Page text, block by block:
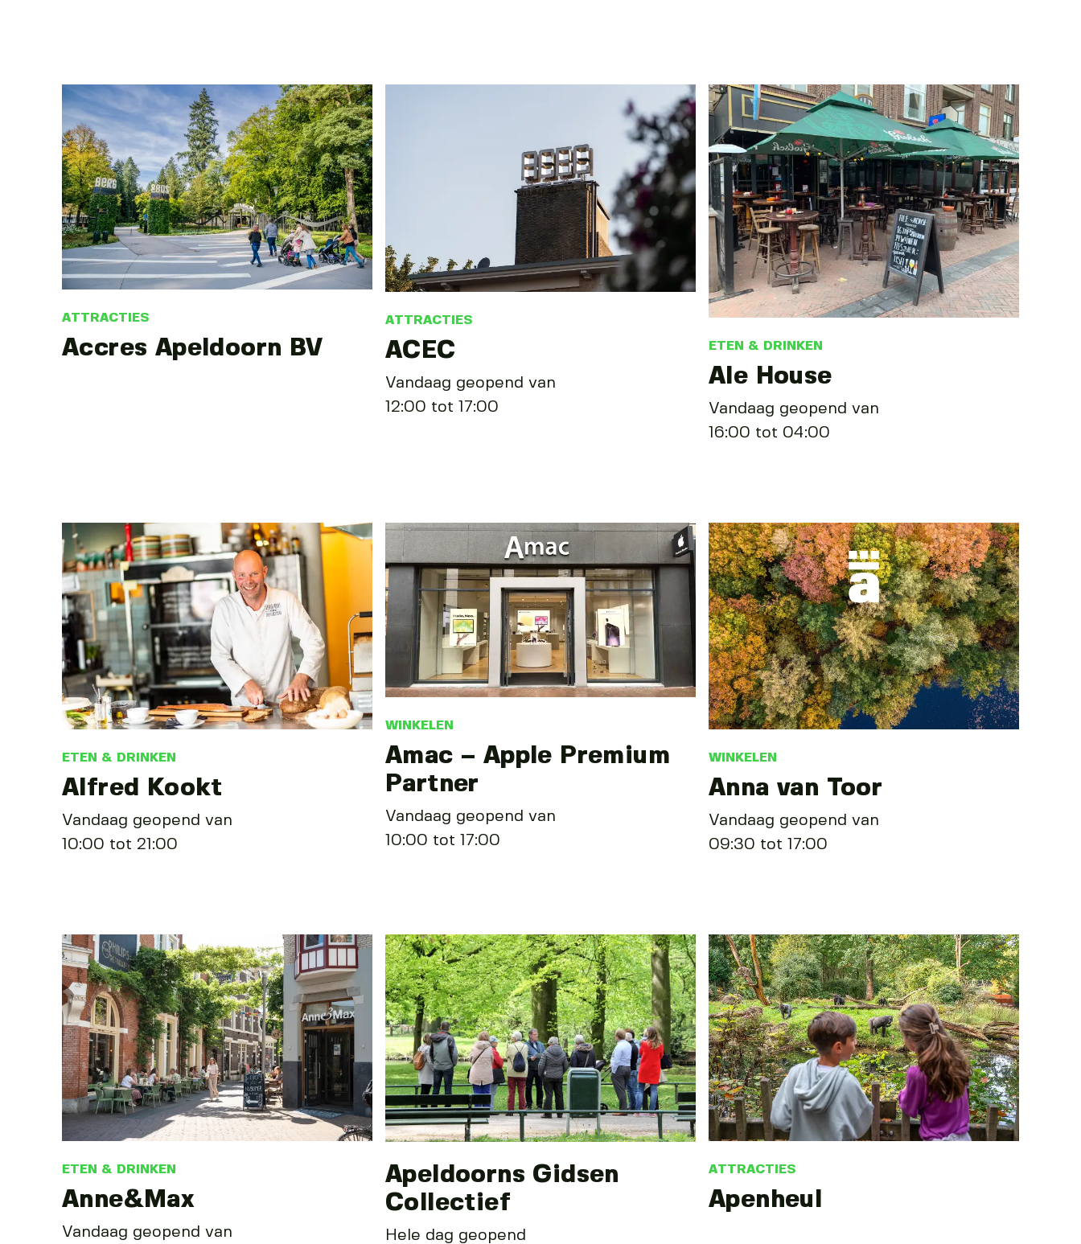
ATTRACTIES
Accres Apeldoorn BV
ATTRACTIES
ACEC
Vandaag geopend van
12:00 tot 17:00
ETEN & DRINKEN
Ale House
Vandaag geopend van
16:00 tot 04:00
ETEN & DRINKEN
Alfred Kookt
Vandaag geopend van
10:00 tot 21:00
WINKELEN
Amac – Apple Premium
Partner
Vandaag geopend van
10:00 tot 17:00
WINKELEN
Anna van Toor
Vandaag geopend van
09:30 tot 17:00
ETEN & DRINKEN
Anne&Max
Vandaag geopend van
Apeldoorns Gidsen
Collectief
Hele dag geopend
ATTRACTIES
Apenheul